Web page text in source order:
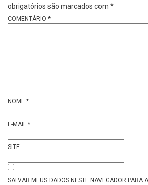
obrigatórios são marcados com *
COMENTÁRIO *
NOME *
E-MAIL *
SITE
SALVAR MEUS DADOS NESTE NAVEGADOR PARA